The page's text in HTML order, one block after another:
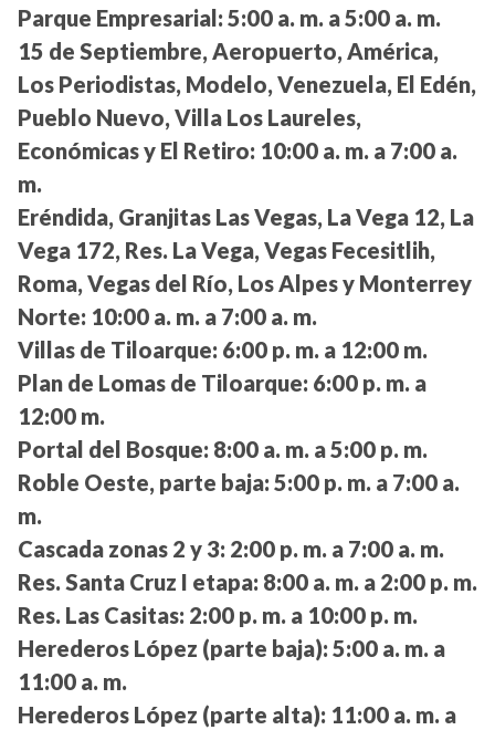
Parque Empresarial: 5:00 a. m. a 5:00 a. m.
15 de Septiembre, Aeropuerto, América,
Los Periodistas, Modelo, Venezuela, El Edén,
Pueblo Nuevo, Villa Los Laureles,
Económicas y El Retiro: 10:00 a. m. a 7:00 a.
m.
Eréndida, Granjitas Las Vegas, La Vega 12, La
Vega 172, Res. La Vega, Vegas Fecesitlih,
Roma, Vegas del Río, Los Alpes y Monterrey
Norte: 10:00 a. m. a 7:00 a. m.
Villas de Tiloarque: 6:00 p. m. a 12:00 m.
Plan de Lomas de Tiloarque: 6:00 p. m. a
12:00 m.
Portal del Bosque: 8:00 a. m. a 5:00 p. m.
Roble Oeste, parte baja: 5:00 p. m. a 7:00 a.
m.
Cascada zonas 2 y 3: 2:00 p. m. a 7:00 a. m.
Res. Santa Cruz I etapa: 8:00 a. m. a 2:00 p. m.
Res. Las Casitas: 2:00 p. m. a 10:00 p. m.
Herederos López (parte baja): 5:00 a. m. a
11:00 a. m.
Herederos López (parte alta): 11:00 a. m. a